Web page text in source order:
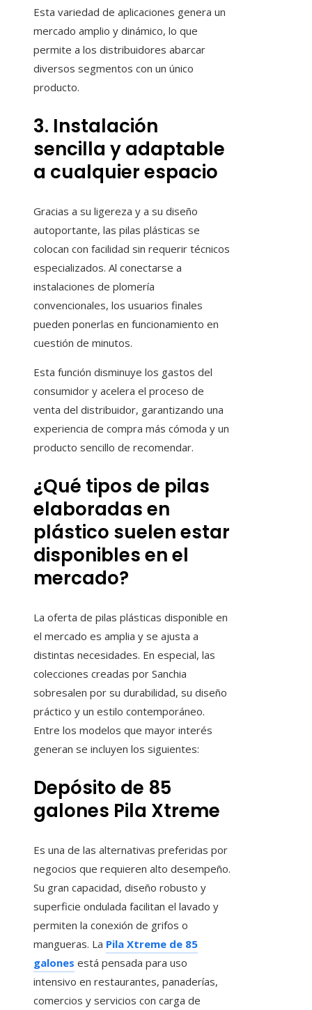
Esta variedad de aplicaciones genera un
mercado amplio y dinámico, lo que
permite a los distribuidores abarcar
diversos segmentos con un único
producto.
3. Instalación
sencilla y adaptable
a cualquier espacio
Gracias a su ligereza y a su diseño
autoportante, las pilas plásticas se
colocan con facilidad sin requerir técnicos
especializados. Al conectarse a
instalaciones de plomería
convencionales, los usuarios finales
pueden ponerlas en funcionamiento en
cuestión de minutos.
Esta función disminuye los gastos del
consumidor y acelera el proceso de
venta del distribuidor, garantizando una
experiencia de compra más cómoda y un
producto sencillo de recomendar.
¿Qué tipos de pilas
elaboradas en
plástico suelen estar
disponibles en el
mercado?
La oferta de pilas plásticas disponible en
el mercado es amplia y se ajusta a
distintas necesidades. En especial, las
colecciones creadas por Sanchia
sobresalen por su durabilidad, su diseño
práctico y un estilo contemporáneo.
Entre los modelos que mayor interés
generan se incluyen los siguientes:
Depósito de 85
galones Pila Xtreme
Es una de las alternativas preferidas por
negocios que requieren alto desempeño.
Su gran capacidad, diseño robusto y
superficie ondulada facilitan el lavado y
permiten la conexión de grifos o
mangueras. La Pila Xtreme de 85
galones está pensada para uso
intensivo en restaurantes, panaderías,
comercios y servicios con carga de